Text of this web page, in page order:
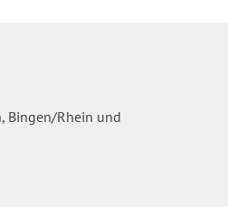
Bingen/Rhein und